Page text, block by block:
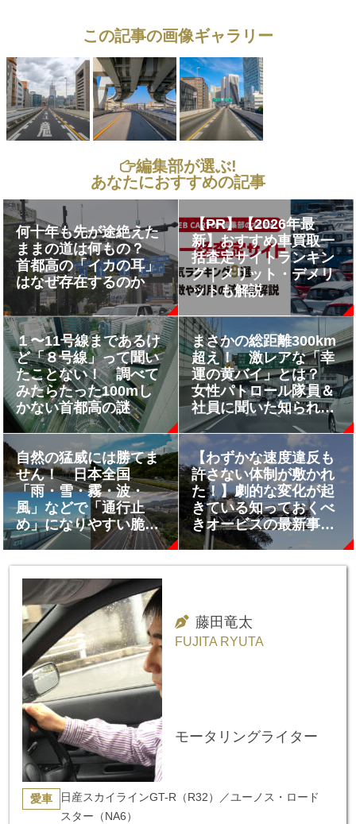
この記事の画像ギャラリー
編集部が選ぶ!
あなたにおすすめの記事
何十年も先が途絶えた
ままの道は何もの？
首都高の「イカの耳」
はなぜ存在するのか
【PR】【2026年最
新】おすすめ車買取一
括査定サイトランキン
グ｜メリット・デメリ
ットも解説
１〜11号線まであるけ
ど「８号線」って聞い
たことない！ 調べて
みたらたった100mし
かない首都高の謎
まさかの総距離300km
超え！ 激レアな「幸
運の黄バイ」とは？
女性パトロール隊員＆
社員に聞いた知られざ
る「首都高の秘密」
自然の猛威には勝てま
せん！ 日本全国
「雨・雪・霧・波・
風」などで「通行止
め」になりやすい脆弱
な高速道路を調べてみ
【わずかな速度違反も
許さない体制が敷かれ
た！】劇的な変化が起
きている知っておくべ
きオービスの最新事情
６つ
藤田竜太
FUJITA RYUTA
モータリングライター
愛車
日産スカイラインGT-R（R32）／ユーノス・ロード
スター（NA6）